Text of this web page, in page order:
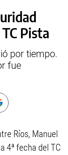
Pista
por tiempo.
fue
Ríos, Manuel
4ª fecha del TC